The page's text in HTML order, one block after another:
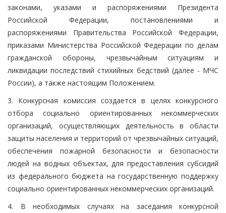
законами, указами и распоряжениями Президента
Российской Федерации, постановлениями и
распоряжениями Правительства Российской Федерации,
приказами Министерства Российской Федерации по делам
гражданской обороны, чрезвычайным ситуациям и
ликвидации последствий стихийных бедствий (далее - МЧС
России), а также настоящим Положением.
3. Конкурсная комиссия создается в целях конкурсного
отбора социально ориентированных некоммерческих
организаций, осуществляющих деятельность в области
защиты населения и территорий от чрезвычайных ситуаций,
обеспечения пожарной безопасности и безопасности
людей на водных объектах, для предоставления субсидий
из федерального бюджета на государственную поддержку
социально ориентированных некоммерческих организаций.
4. В необходимых случаях на заседания конкурсной